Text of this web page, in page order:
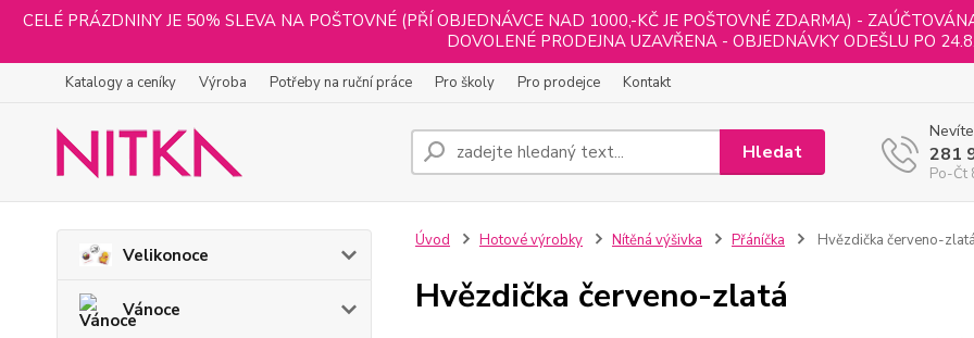
CELÉ PRÁZDNINY JE 50% SLEVA NA POŠTOVNÉ (PŘÍ OBJEDNÁVCE NAD 1000,-KČ JE POŠTOVNÉ ZDARMA) -
DOVOLENÉ PRODEJNA UZAVŘENA - OBJEDNÁVKY ODEŠLU PO
Katalogy a ceníky Výroba Potřeby na ruční práce Pro školy Pro prodejce Kontakt
Hledat 281
Po-Čt
Velikonoce
Vánoce
Úvod Hotové výrobky Nítěná výšivka Přáníčka Hvězdička červeno-
Hvězdička červeno-zlatá